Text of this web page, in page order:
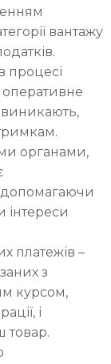
вантажу
процесі
виникають,
органами,
інтереси
платежів –
з
курсом,
і
товар.